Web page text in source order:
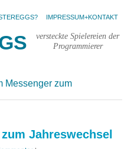
IMPRESSUM+KONTAKT
versteckte Spielereien der
Programmierer
Messenger zum
Jahreswechsel